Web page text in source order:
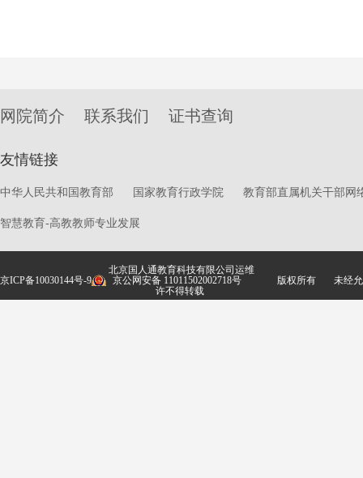
网院简介 联系我们 证书查询
友情链接
中华人民共和国教育部 国家教育行政学院 教育部直属机关干部网
智慧教育-高教教师专业发展
北京国人通教育科技有限公司运维
京ICP备10030144号-9
京公网安备 11011502002718号 版权所有
未经允
许不得转载